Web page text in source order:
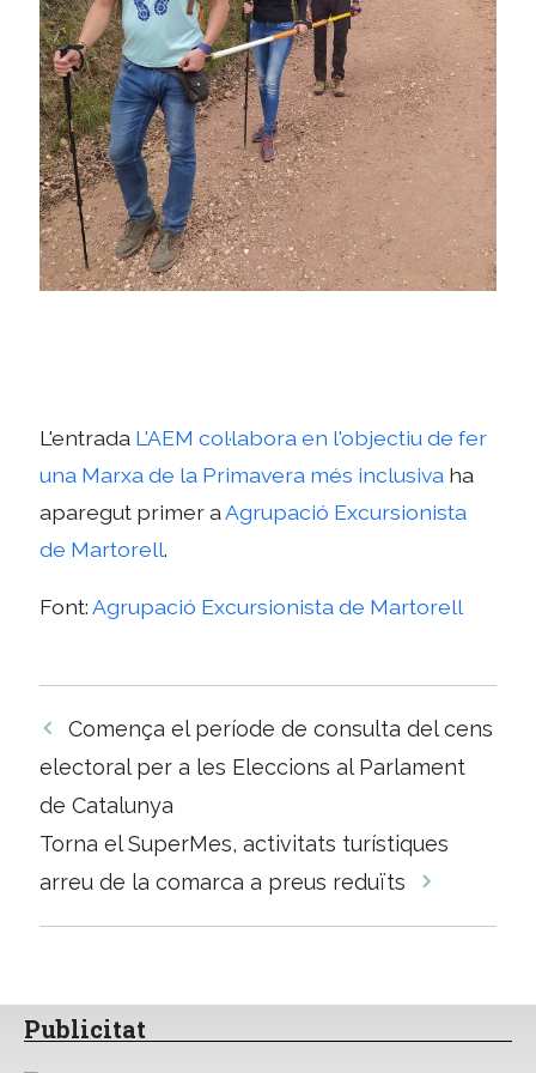
L'entrada L'AEM col·labora en l'objectiu de fer
una Marxa de la Primavera més inclusiva ha
aparegut primer aAgrupació Excursionista
de Martorell.
Font:Agrupació Excursionista de Martorell
Navegació
per
les
Comença el període de consulta del cens
electoral per a les Eleccions al Parlament
de Catalunya
Torna el SuperMes, activitats turístiques
arreu de la comarca a preus reduïts
Publicitat